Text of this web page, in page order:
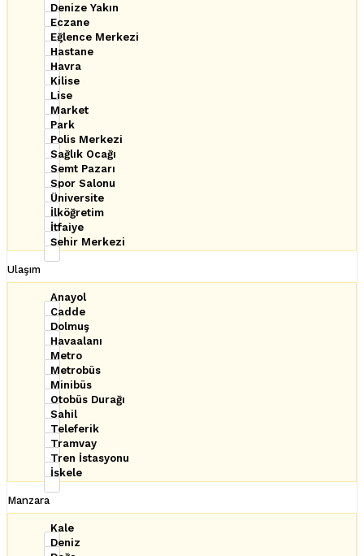
Denize Yakın
Eczane
Eğlence Merkezi
Hastane
Havra
Kilise
Lise
Market
Park
Polis Merkezi
Sağlık Ocağı
Semt Pazarı
Spor Salonu
Üniversite
İlköğretim
İtfaiye
Şehir Merkezi
Ulaşım
Anayol
Cadde
Dolmuş
Havaalanı
Metro
Metrobüs
Minibüs
Otobüs Durağı
Sahil
Teleferik
Tramvay
Tren İstasyonu
İskele
Manzara
Kale
Deniz